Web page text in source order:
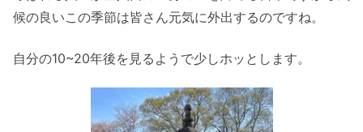
候の良いこの季節は皆さん元気に外出するのですね。
自分の10~20年後を見るようで少しホッとします。